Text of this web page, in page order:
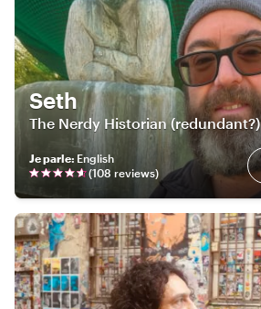
Seth
The Nerdy Historian (redundant?)
Je parle: English
(108 reviews)